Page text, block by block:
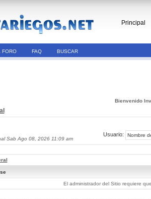
Principal
FORO FAQ BUSCAR
Bienvenido
Sab Ago 08, 2026 11:09 am
Usuario:
El administrador del Sitio requiere